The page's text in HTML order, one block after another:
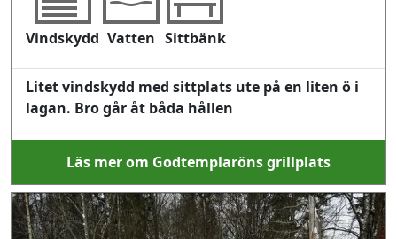
Vindskydd Vatten Sittbänk
Litet vindskydd med sittplats ute på en liten ö i
lagan. Bro går åt båda hållen
Läs mer om Godtemplaröns grillplats